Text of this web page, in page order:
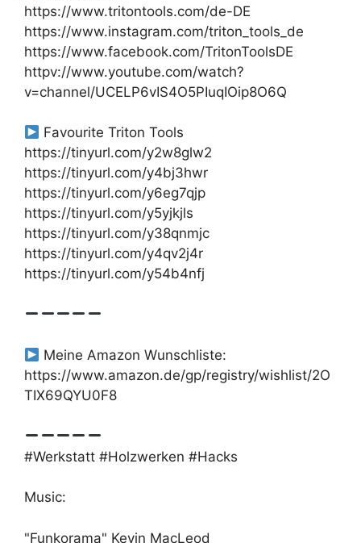
https://www.tritontools.com/de-DE
https://www.instagram.com/triton_tools_de
https://www.facebook.com/TritonToolsDE
httpv://www.youtube.com/watch?
v=channel/UCELP6vIS4O5PIuqIOip8O6Q
Favourite Triton Tools
https://tinyurl.com/y2w8glw2
https://tinyurl.com/y4bj3hwr
https://tinyurl.com/y6eg7qjp
https://tinyurl.com/y5yjkjls
https://tinyurl.com/y38qnmjc
https://tinyurl.com/y4qv2j4r
https://tinyurl.com/y54b4nfj
Meine Amazon Wunschliste:
https://www.amazon.de/gp/registry/wishlist/2O
TIX69QYU0F8
#Werkstatt #Holzwerken #Hacks
Music:
"Funkorama" Kevin MacLeod